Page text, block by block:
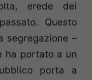
erede dei
Questo
segregazione –
ha portato a un
porta a